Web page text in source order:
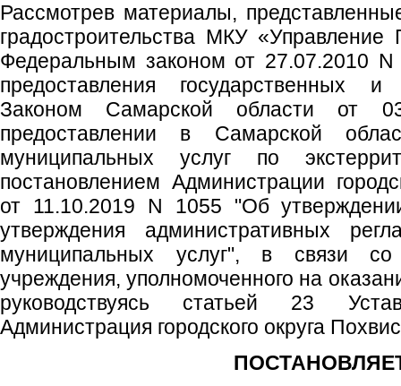
Рассмотрев материалы,
градостроительства МКУ
Федеральным законом от 27.07.2010
предоставления государственных
Законом Самарской области от
предоставлении в Самарской
муниципальных услуг по
постановлением Администрации
от 11.10.2019 N 1055 "Об
утверждения административных
муниципальных услуг", в связи
учреждения, уполномоченного на
руководствуясь статьей 23
Администрация городского округа